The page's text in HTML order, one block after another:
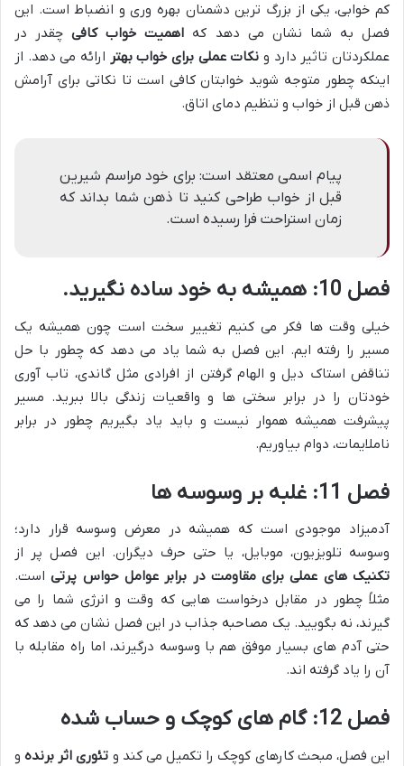
کم خوابی، یکی از بزرگ ترین دشمنان بهره وری و انضباط است. این
فصل به شما نشان می دهد که اهمیت خواب کافیچقدر در
عملکردتان تاثیر دارد و نکات عملی برای خواب بهتر ارائه می دهد. از
اینکه چطور متوجه شوید خوابتان کافی است تا نکاتی برای آرامش
ذهن قبل از خواب و تنظیم دمای اتاق.
پیام اسمی معتقد است: برای خود مراسم شیرین
قبل از خواب طراحی کنید تا ذهن شما بداند که
زمان استراحت فرا رسیده است.
فصل 10: همیشه به خود ساده نگیرید.
خیلی وقت ها فکر می کنیم تغییر سخت است چون همیشه یک
مسیر را رفته ایم. این فصل به شما یاد می دهد که چطور با حل
تناقض استاک دیل و الهام گرفتن از افرادی مثل گاندی، تاب آوری
خودتان را در برابر سختی ها و واقعیات زندگی بالا ببرید. مسیر
پیشرفت همیشه هموار نیست و باید یاد بگیریم چطور در برابر
ناملایمات، دوام بیاوریم.
فصل 11: غلبه بر وسوسه ها
آدمیزاد موجودی است که همیشه در معرض وسوسه قرار دارد؛
وسوسه تلویزیون، موبایل، یا حتی حرف دیگران. این فصل پر از
تکنیک های عملی برای مقاومت در برابر عوامل حواس پرتیاست.
مثلاً چطور در مقابل درخواست هایی که وقت و انرژی شما را می
گیرند، نه بگویید. یک مصاحبه جذاب در این فصل نشان می دهد که
حتی آدم های بسیار موفق هم با وسوسه درگیرند، اما راه مقابله با
آن را یاد گرفته اند.
فصل 12: گام های کوچک و حساب شده
این فصل، مبحث کارهای کوچک را تکمیل می کند و تئوری اثر برندهو